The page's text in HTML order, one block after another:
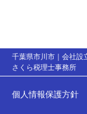
千葉県市川市｜会社設
さくら税理士事務所
個人情報保護方針